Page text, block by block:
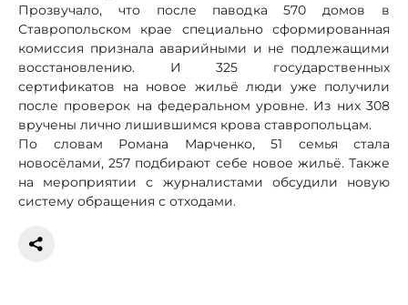
Прозвучало, что после паводка 570 домов в
Ставропольском крае специально сформированная
комиссия признала аварийными и не подлежащими
восстановлению. И 325 государственных
сертификатов на новое жильё люди уже получили
после проверок на федеральном уровне. Из них 308
вручены лично лишившимся крова ставропольцам.
По словам Романа Марченко, 51 семья стала
новосёлами, 257 подбирают себе новое жильё. Также
на мероприятии с журналистами обсудили новую
систему обращения с отходами.